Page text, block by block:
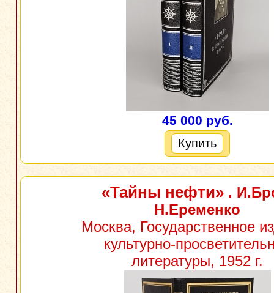
45 000 руб.
Купить
«Тайны нефти».
Н.Еременко
Москва, Государственное
культурно-
литературы, 1952 г.